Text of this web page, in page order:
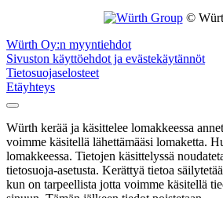
©
Würth Oy:n myyntiehdot
Sivuston käyttöehdot ja evästekäytännöt
Tietosuojaselosteet
Etäyhteys
Würth kerää ja käsittelee lomakkeessa
voimme käsitellä lähettämääsi lomaketta.
lomakkeessa. Tietojen käsittelyssä
tietosuoja-asetusta. Kerättyä tietoa
kun on tarpeellista jotta voimme käsitellä